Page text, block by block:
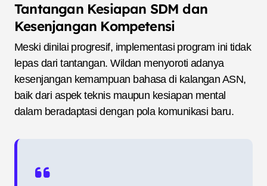
Tantangan Kesiapan SDM dan
Kesenjangan Kompetensi
Meski dinilai progresif, implementasi program ini tidak
lepas dari tantangan. Wildan menyoroti adanya
kesenjangan kemampuan bahasa di kalangan ASN,
baik dari aspek teknis maupun kesiapan mental
dalam beradaptasi dengan pola komunikasi baru.